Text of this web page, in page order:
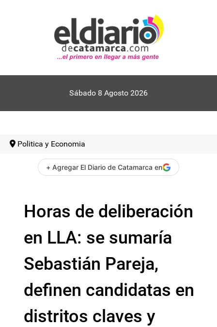
Sábado 8 Agosto 2026
Politica y Economia
+ Agregar El Diario de Catamarca en
Horas de deliberación
en LLA: se sumaría
Sebastián Pareja,
definen candidatas en
distritos claves y